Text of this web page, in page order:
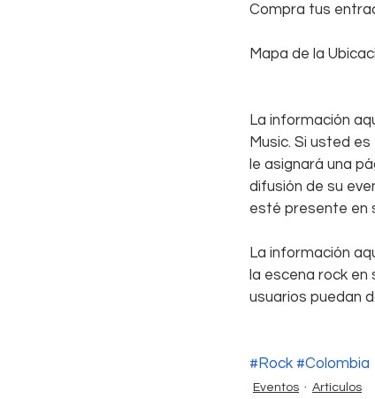
Compra tus
Mapa de la
La información
Music. Si usted
le asignará una
difusión de su
esté presente en
La información
la escena rock en
usuarios puedan
#Rock #Colombia
Eventos Artículos